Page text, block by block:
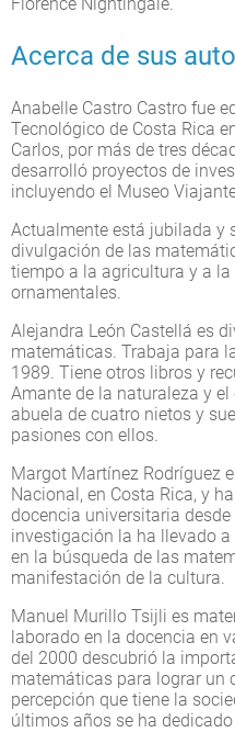
Acerca de sus
Anabelle Castro Castro fue
Tecnológico de Costa Rica
Carlos, por más de tres
desarrolló proyectos de
incluyendo el Museo
Actualmente está jubilada y
divulgación de las
tiempo a la agricultura y a
ornamentales.
Alejandra León Castellá es
matemáticas. Trabaja para
1989. Tiene otros libros y
Amante de la naturaleza y
abuela de cuatro nietos y
pasiones con ellos.
Margot Martínez Rodríguez
Nacional, en Costa Rica, y
docencia universitaria
investigación la ha llevado
en la búsqueda de las
manifestación de la cultura.
Manuel Murillo Tsijli es
laborado en la docencia en
del 2000 descubrió la
matemáticas para lograr un
percepción que tiene la
últimos años se ha